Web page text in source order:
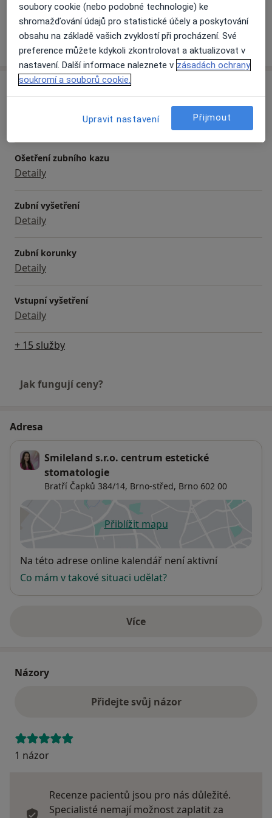
Děti
Víceo zkušenostech
Služby a ceník služeb
Ošetření zubního kazu
Detaily
Zubní vyšetření
Detaily
Zubní korunky
Detaily
Vstupní vyšetření
Detaily
+ 15 služby
Jak fungují ceny?
Adresa
Smileland s.r.o. centrum estetické
stomatologie
Bratří Čapků 384/14, Brno-střed, Brno 602 00
Přiblížit mapuse otevře v nové záložce
Dostupnost
Na této adrese online kalendář není aktivní
Co mám v takové situaci udělat?
Víceo adrese
Názory
Přidejte svůj názor
1 názor
Recenze pacientů jsou pro nás důležité.
Specialisté nemají možnost zaplatit za
soubory cookie (nebo podobné technologie) ke
shromažďování údajů pro statistické účely a poskytování
obsahu na základě vašich zvyklostí při procházení. Své
preference můžete kdykoli zkontrolovat a aktualizovat v
nastavení. Další informace naleznete v zásadách ochrany
soukromí a souborů cookie.
Upravit nastavení Přijmout